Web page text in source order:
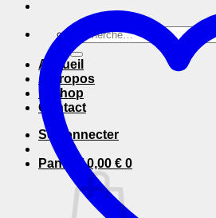
Recherche
pour :
Accueil
A Propos
E-Shop
Contact
Se connecter
Panier /0,00 € 0